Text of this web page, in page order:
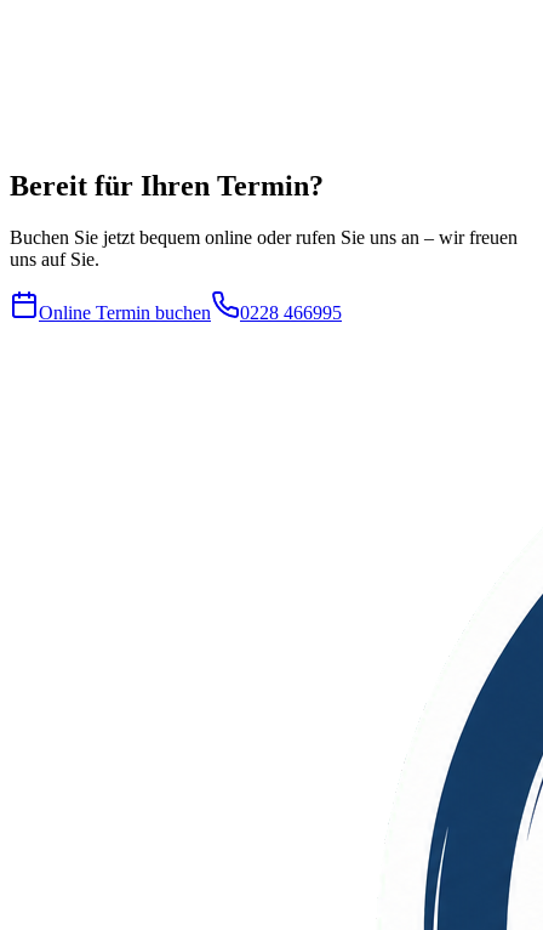
Bereit für Ihren Termin?
Buchen Sie jetzt bequem online oder rufen Sie uns an – wir freuen
uns auf Sie.
Online Termin buchen 0228 466995